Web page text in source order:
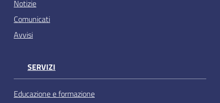
Notizie
Comunicati
Avvisi
SERVIZI
Educazione e formazione